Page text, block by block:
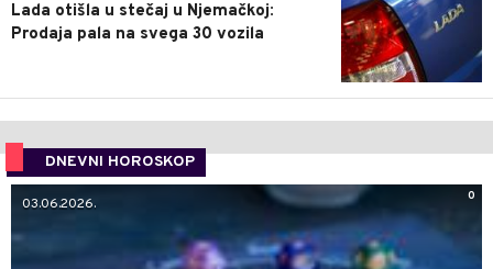
Lada otišla u stečaj u Njemačkoj:
Prodaja pala na svega 30 vozila
DNEVNI HOROSKOP
0
03.06.2026.